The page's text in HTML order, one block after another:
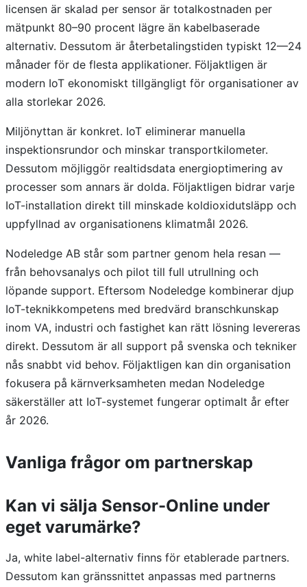
licensen är skalad per sensor är totalkostnaden per
mätpunkt 80–90 procent lägre än kabelbaserade
alternativ. Dessutom är återbetalingstiden typiskt 12—24
månader för de flesta applikationer. Följaktligen är
modern IoT ekonomiskt tillgängligt för organisationer av
alla storlekar 2026.
Miljönyttan är konkret. IoT eliminerar manuella
inspektionsrundor och minskar transportkilometer.
Dessutom möjliggör realtidsdata energioptimering av
processer som annars är dolda. Följaktligen bidrar varje
IoT-installation direkt till minskade koldioxidutsläpp och
uppfyllnad av organisationens klimatmål 2026.
Nodeledge AB står som partner genom hela resan —
från behovsanalys och pilot till full utrullning och
löpande support. Eftersom Nodeledge kombinerar djup
IoT-teknikkompetens med bredvärd branschkunskap
inom VA, industri och fastighet kan rätt lösning levereras
direkt. Dessutom är all support på svenska och tekniker
nås snabbt vid behov. Följaktligen kan din organisation
fokusera på kärnverksamheten medan Nodeledge
säkerställer att IoT-systemet fungerar optimalt år efter
år 2026.
Vanliga frågor om partnerskap
Kan vi sälja Sensor-Online under
eget varumärke?
Ja, white label-alternativ finns för etablerade partners.
Dessutom kan gränssnittet anpassas med partnerns